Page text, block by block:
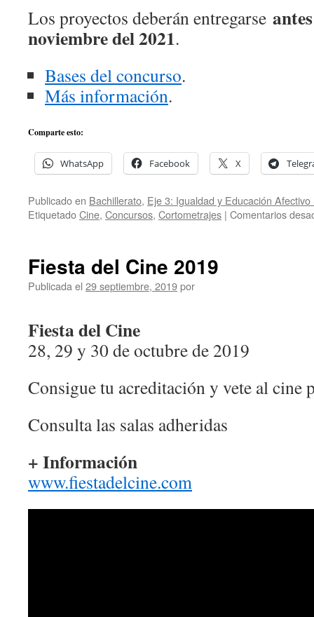
Los proyectos deberán entregarse
noviembre del 2021.
Bases del concurso.
Más información.
Comparte esto:
WhatsApp Facebook X
Publicado en Bachillerato, Eje 3: Igualdad y Educación
EtiquetadoCine, Concursos, Cortometrajes | Comentarios
Fiesta del Cine 2019
Publicada el 29 septiembre, 2019por
Fiesta del Cine
28, 29 y 30 de octubre de 2019
Consigue tu acreditación y vete al cine
Consulta las salas adheridas
+ Información
www.fiestadelcine.com